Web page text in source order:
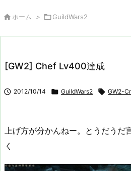
 ホーム > GuildWars2
[GW2] Chef Lv400達成
 2012/10/14  GuildWars2  GW2-
上げ方が分かんねー。とうだうだ
く